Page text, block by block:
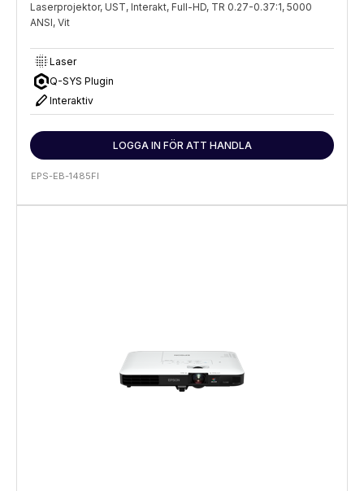
Laserprojektor, UST, Interakt, Full-HD, TR 0.27-0.37:1, 5000
ANSI, Vit
lens_blurLaser
Q-SYS Plugin
stylus Interaktiv
LOGGA IN FÖR ATT HANDLA
EPS-EB-1485FI